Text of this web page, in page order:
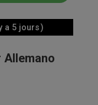
a 5 jours )
Allemano